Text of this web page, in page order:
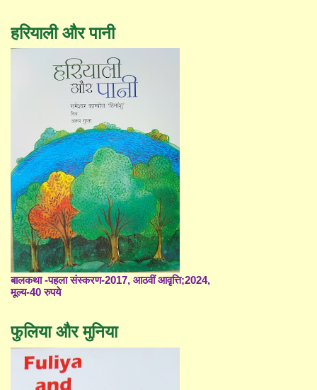
हरियाली और पानी
बालकथा -पहला संस्करण-2017, आठवीं आवृत्ति;2024,
मूल्य-40 रुपये
फुलिया और मुनिया